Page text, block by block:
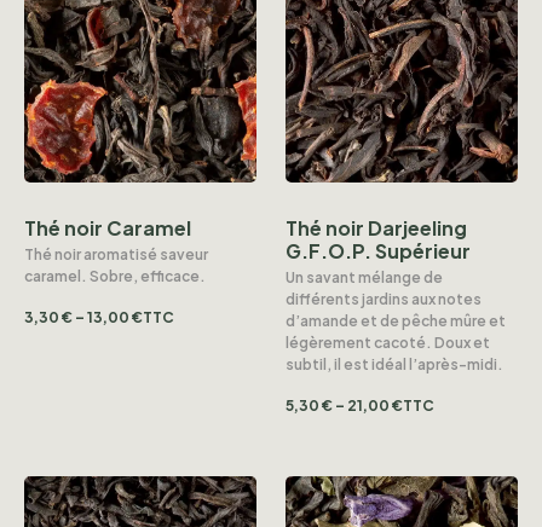
Thé noir Caramel
Thé noir aromatisé saveur
caramel. Sobre, efficace.
3,30 € – 13,00 €TTC
Thé noir Darjeeling
G.F.O.P. Supérieur
Un savant mélange de
différents jardins aux notes
d’amande et de pêche mûre et
légèrement cacoté. Doux et
subtil, il est idéal l’après-midi.
5,30 € – 21,00 €TTC